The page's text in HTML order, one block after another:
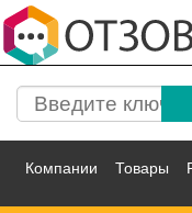
Компании Товары